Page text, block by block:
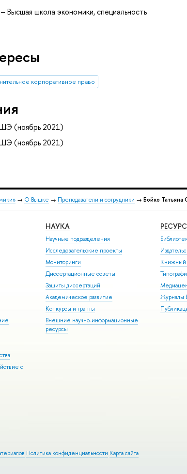
Высшая школа экономики, специальность
корпоративное право
(ноябрь 2021)
(ноябрь 2021)
→ О Вышке → Преподаватели и сотрудники → Бойко Татьяна
с
НАУКА
Научные подразделения
Исследовательские проекты
Мониторинги
Диссертационные советы
Защиты диссертаций
Академическое развитие
Конкурсы и гранты
Внешние научно-информационные
ресурсы
Книжный
Политика конфиденциальности Карта сайта